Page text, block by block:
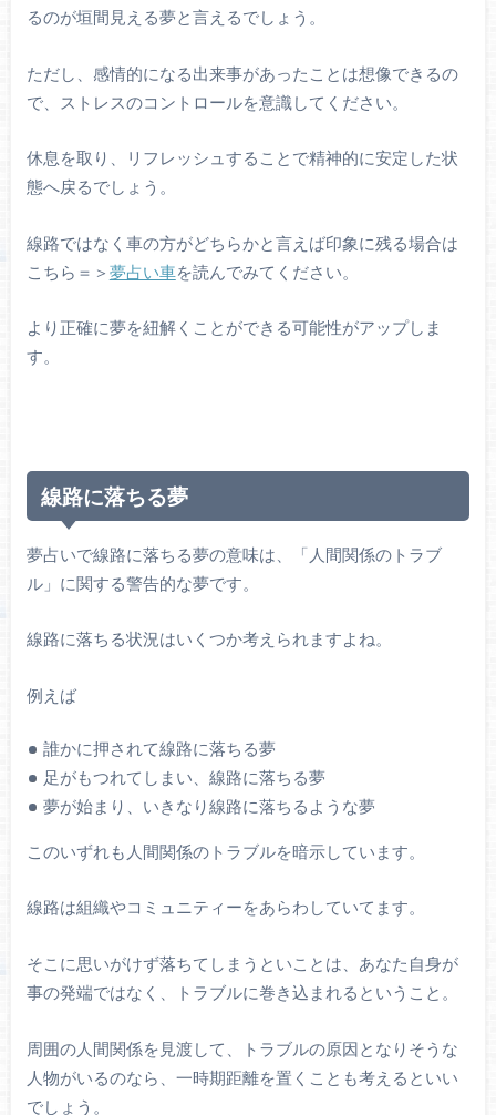
るのが垣間見える夢と言えるでしょう。
ただし、感情的になる出来事があったことは想像できるの
で、ストレスのコントロールを意識してください。
休息を取り、リフレッシュすることで精神的に安定した状
態へ戻るでしょう。
線路ではなく車の方がどちらかと言えば印象に残る場合は
こちら＝＞ 夢占い車を読んでみてください。
より正確に夢を紐解くことができる可能性がアップしま
す。
線路に落ちる夢
夢占いで線路に落ちる夢の意味は、「人間関係のトラブ
ル」に関する警告的な夢です。
線路に落ちる状況はいくつか考えられますよね。
例えば
誰かに押されて線路に落ちる夢
足がもつれてしまい、線路に落ちる夢
夢が始まり、いきなり線路に落ちるような夢
このいずれも人間関係のトラブルを暗示しています。
線路は組織やコミュニティーをあらわしていてます。
そこに思いがけず落ちてしまうといことは、あなた自身が
事の発端ではなく、トラブルに巻き込まれるということ。
周囲の人間関係を見渡して、トラブルの原因となりそうな
人物がいるのなら、一時期距離を置くことも考えるといい
でしょう。